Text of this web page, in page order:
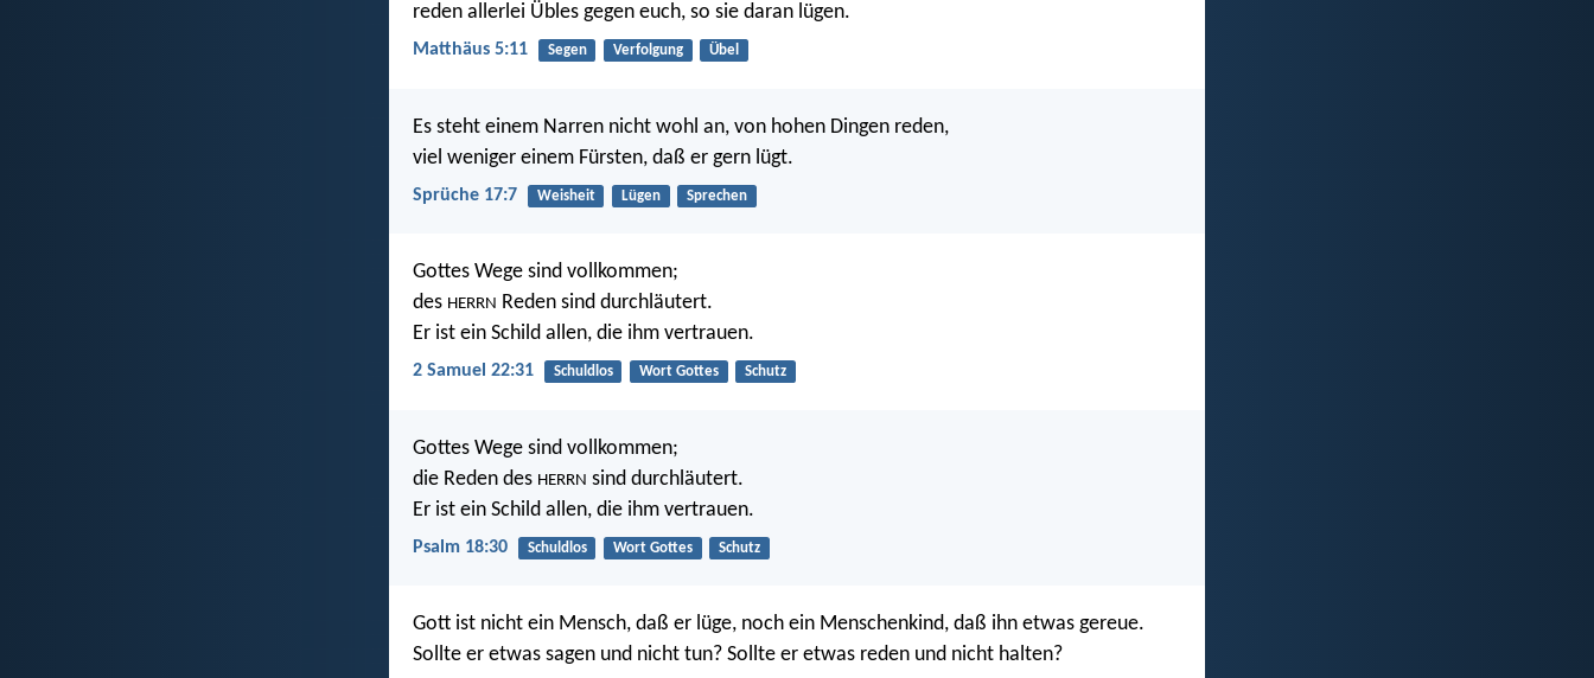
reden allerlei Übles gegen euch, so sie daran lügen.
Matthäus 5:11 Segen Verfolgung Übel
Es steht einem Narren nicht wohl an, von hohen Dingen reden,
viel weniger einem Fürsten, daß er gern lügt.
Sprüche 17:7 Weisheit Lügen Sprechen
Gottes Wege sind vollkommen;
des HERRN Reden sind durchläutert.
Er ist ein Schild allen, die ihm vertrauen.
2 Samuel 22:31 Schuldlos Wort Gottes Schutz
Gottes Wege sind vollkommen;
die Reden des HERRN sind durchläutert.
Er ist ein Schild allen, die ihm vertrauen.
Psalm 18:30 Schuldlos Wort Gottes Schutz
Gott ist nicht ein Mensch, daß er lüge, noch ein Menschenkind, daß ihn etwas gereue.
Sollte er etwas sagen und nicht tun? Sollte er etwas reden und nicht halten?